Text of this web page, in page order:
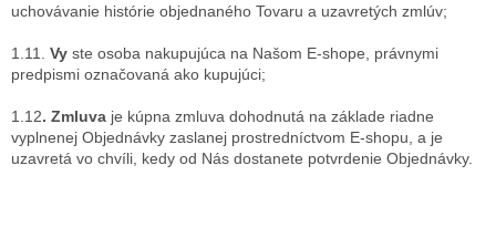
uchovávanie histórie objednaného Tovaru a uzavretých zmlúv;
1.11. Vy ste osoba nakupujúca na Našom E-shope, právnymi
predpismi označovaná ako kupujúci;
1.12. Zmluva je kúpna zmluva dohodnutá na základe riadne
vyplnenej Objednávky zaslanej prostredníctvom E-shopu, a je
uzavretá vo chvíli, kedy od Nás dostanete potvrdenie Objednávky.